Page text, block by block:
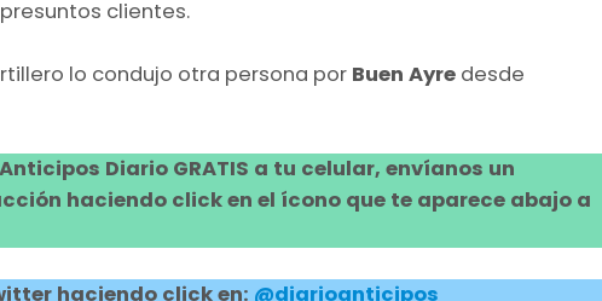
clientes.
lo condujo otra persona por Buen Ayre desde
Diario GRATIS a tu celular, envíanos un
haciendo click en el ícono que te aparece abajo a
haciendo click en: @diarioanticipos